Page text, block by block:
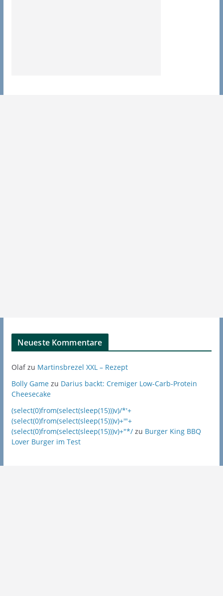
Neueste Kommentare
Olafzu Martinsbrezel XXL – Rezept
Bolly Gamezu Darius backt: Cremiger Low-Carb-Protein
Cheesecake
(select(0)from(select(sleep(15)))v)/*'+
(select(0)from(select(sleep(15)))v)+'"+
(select(0)from(select(sleep(15)))v)+"*/zu Burger King BBQ
Lover Burger im Test